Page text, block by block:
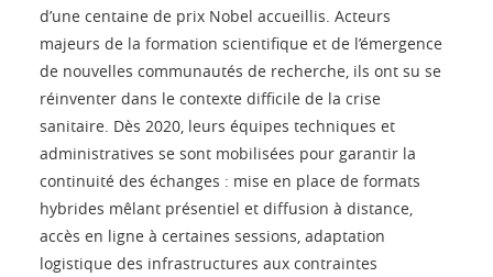
d’une centaine de prix Nobel accueillis. Acteurs
majeurs de la formation scientifique et de l’émergence
de nouvelles communautés de recherche, ils ont su se
réinventer dans le contexte difficile de la crise
sanitaire. Dès 2020, leurs équipes techniques et
administratives se sont mobilisées pour garantir la
continuité des échanges : mise en place de formats
hybrides mêlant présentiel et diffusion à distance,
accès en ligne à certaines sessions, adaptation
logistique des infrastructures aux contraintes